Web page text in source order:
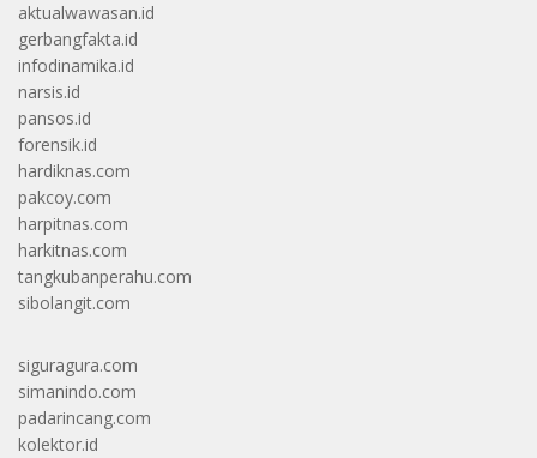
aktualwawasan.id
gerbangfakta.id
infodinamika.id
narsis.id
pansos.id
forensik.id
hardiknas.com
pakcoy.com
harpitnas.com
harkitnas.com
tangkubanperahu.com
sibolangit.com
siguragura.com
simanindo.com
padarincang.com
kolektor.id